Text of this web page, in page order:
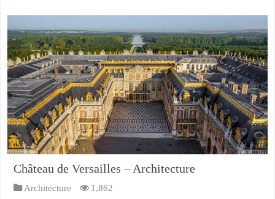
Château de Versailles – Architecture
Architecture 1,862